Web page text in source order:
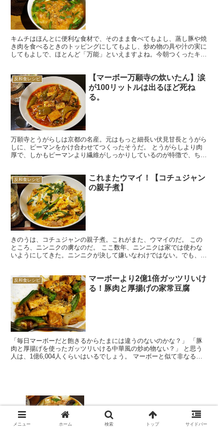
キムチはほんとに便利な食材で、そのまま食べてもよし、蒸し豚や焼
き肉を食べるときのトッピングにしてもよし、炒め物の具や汁の実に
してもよしで、ほとんど「万能」といえますよね。今朝つくったキム
反和食レシピ
【マーボー万願寺の炊いたん】涙
が100リットルは出るほど死ね
る。
万願寺とうがらしは京都の名産。元はもっと細長い伏見甘長とうがら
しに、ピーマンをかけ合わせてつくったそうだ。 とうがらしより肉
厚で、しかもピーマンより繊維がしっかりしているのが特徴で、ちり
反和食レシピ
これまたウマイ！【コチュジャン
の親子煮】
きのうは、コチュジャンの親子煮。これがまた、ウマイのだ。 この
ところ、ニンニクの虜なのだ。 ここ数年、ニンニクは家では使わな
いようにしてきた。ニンニクが決して嫌いなわけではない。でも、
反和食レシピ
マーボーより2億1倍ガッツリいけ
る！豚肉と厚揚げの家常豆腐
「毎日マーボーだと飽きるからたまには違うのないのかな？」 「豚
肉と厚揚げを使ったガッツリいける中華風の炒め物ない？」 と思う
人は、1億6,004人くらいはいるでしょう。 マーボーと似て非なる中
やはりおれは天才だった。【焼きとり風
中華炒め】
メニュー ホーム 検索 トップ サイドバー